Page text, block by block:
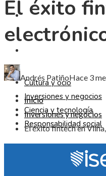
CIENCIA Y
Cultura y ocio
Inversiones y negocios
Ciencia y tecnología
Responsabilidad social
El éxito
Andrés PatiñoHace 3
Inicio
Inversiones y negocios
El éxito fintech en